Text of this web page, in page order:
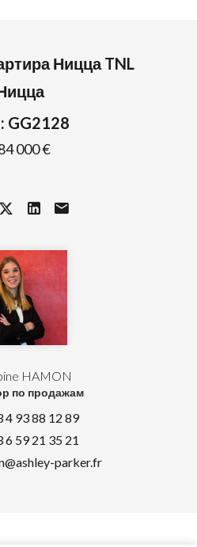
HAMON
по продажам
4 93 88 12 89
6 59 21 35 21
parker.fr
Ницца TNL
GG2128
000 €